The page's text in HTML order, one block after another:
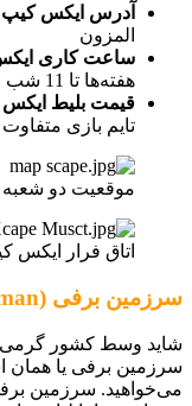
آدرس ایکس
المزون
ساعت کاری
هفته‌ها تا 11 شب
قیمت بلیط
تایم بازی
موقعیت دو شعبه
اتاق فرار ایکس
سرزمین برفی (Snow Oman)
شاید وسط کشور گرمی
سرزمین برفی یا همان
می‌خواهید. سرزمین